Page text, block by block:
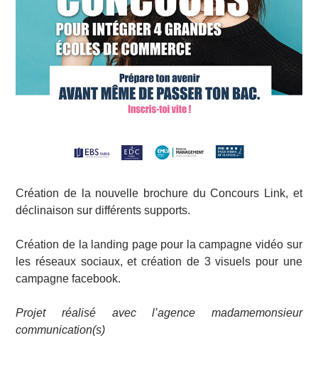
Création de la nouvelle brochure du Concours Link, et
déclinaison sur différents supports.
Création de la landing page pour la campagne vidéo sur
les réseaux sociaux, et création de 3 visuels pour une
campagne facebook.
Projet réalisé avec l’agence madamemonsieur
communication(s)